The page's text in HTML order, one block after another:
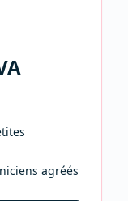
agréés